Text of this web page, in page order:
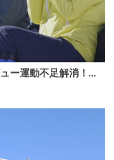
【AKAGIFT】赤城山できゅんっ。 登山デビュー運動不足解消！雪景色でリフレッシュ☆